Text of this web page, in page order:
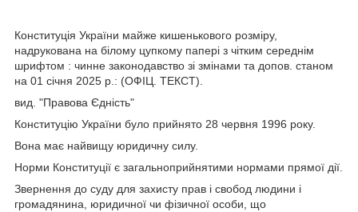
Конституція України майже кишенькового розміру,
надрукована на білому цупкому папері з чітким середнім
шрифтом : чинне законодавство зі змінами та допов. станом
на 01 січня 2025 р.: (ОФІЦ. ТЕКСТ).
вид. "Правова Єдність"
Конституцію України було прийнято 28 червня 1996 року.
Вона має найвищу юридичну силу.
Норми Конституції є загальноприйнятими нормами прямої дії.
Звернення до суду для захисту прав і свобод людини і
громадянина, юридичної чи фізичної особи, що